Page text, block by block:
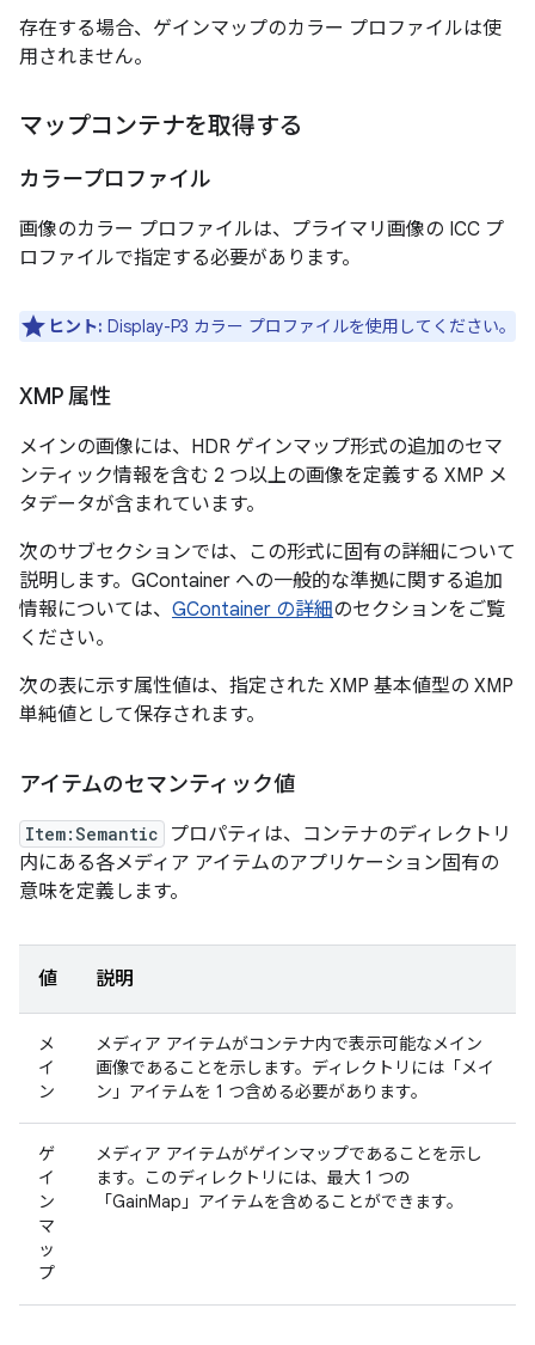
存在する場合、ゲインマップのカラー プロファイルは使
用されません。
マップコンテナを取得する
カラープロファイル
画像のカラー プロファイルは、プライマリ画像の ICC プ
ロファイルで指定する必要があります。
ヒント: Display-P3 カラー プロファイルを使用してください。
XMP 属性
メインの画像には、HDR ゲインマップ形式の追加のセマ
ンティック情報を含む 2 つ以上の画像を定義する XMP メ
タデータが含まれています。
次のサブセクションでは、この形式に固有の詳細について
説明します。GContainer への一般的な準拠に関する追加
情報については、 GContainer の詳細のセクションをご覧
ください。
次の表に示す属性値は、指定された XMP 基本値型の XMP
単純値として保存されます。
アイテムのセマンティック値
Item:Semantic
プロパティは、コンテナのディレクトリ
内にある各メディア アイテムのアプリケーション固有の
意味を定義します。
値 説明
メ
イ
ン
メディア アイテムがコンテナ内で表示可能なメイン
画像であることを示します。ディレクトリには「メイ
ン」アイテムを 1 つ含める必要があります。
ゲ
イ
ン
マ
ッ
プ
メディア アイテムがゲインマップであることを示し
ます。このディレクトリには、最大 1 つの
「GainMap」アイテムを含めることができます。